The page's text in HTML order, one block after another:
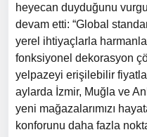
heyecan duyduğunu
devam etti: “Global
yerel ihtiyaçlarla
fonksiyonel dekorasyon
yelpazeyi erişilebilir
aylarda İzmir, Muğla ve
yeni mağazalarımızı
konforunu daha fazla